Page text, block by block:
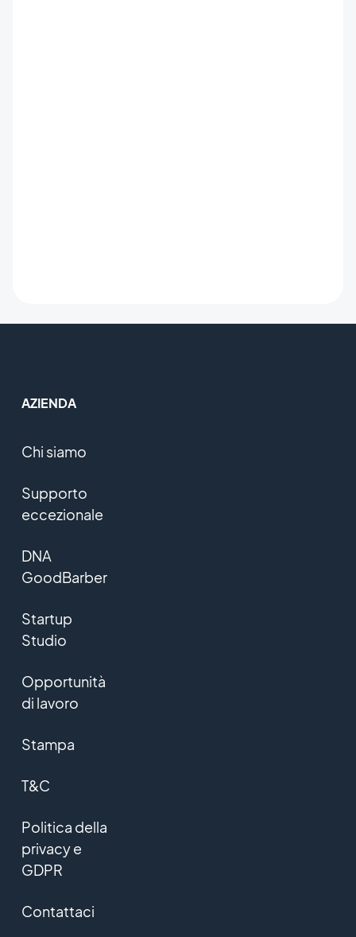
AZIENDA
Chi siamo
Supporto
eccezionale
DNA
GoodBarber
Startup
Studio
Opportunità
di lavoro
Stampa
T&C
Politica della
privacy e
GDPR
Contattaci